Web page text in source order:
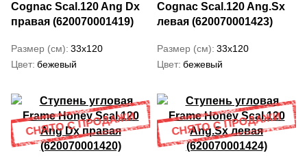
Cognac Scal.120 Ang Dx
правая (620070001419)
Размер (см) 33x120
Цвет бежевый
Cognac Scal.120 Ang.Sx
левая (620070001423)
Размер (см) 33x120
Цвет бежевый